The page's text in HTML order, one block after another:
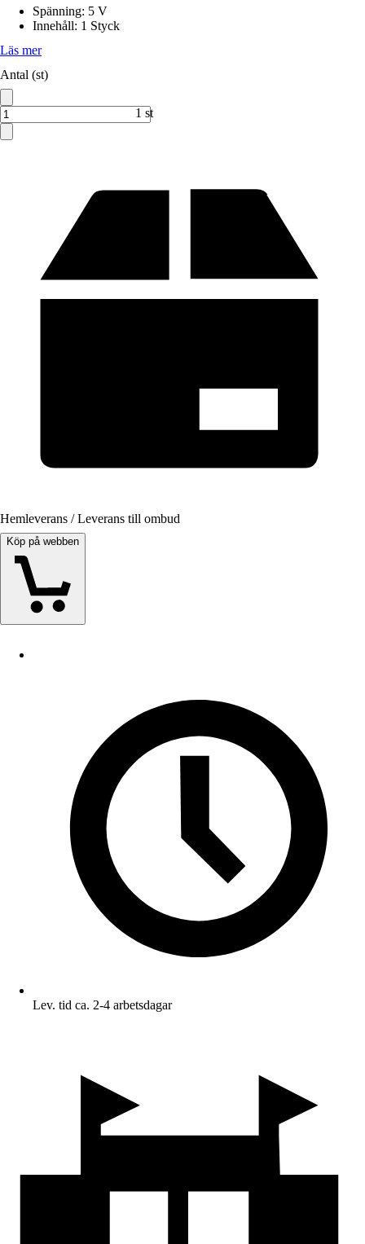
Spänning: 5 V
Innehåll: 1 Styck
Läs mer
Antal (st)
1 st
Hemleverans / Leverans till ombud
Köp på webben
Lev. tid ca. 2-4 arbetsdagar